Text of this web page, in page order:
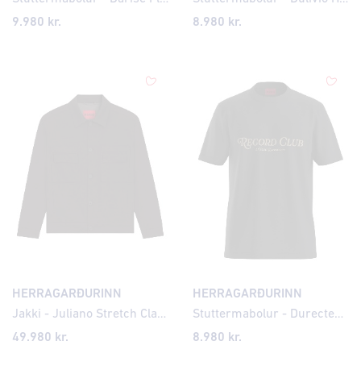
9.980 kr.
8.980 kr.
HERRAGARÐURINN
Jakki - Juliano Stretch Classic
49.980 kr.
HERRAGARÐURINN
Stuttermabolur - Durectee Record Club
8.980 kr.